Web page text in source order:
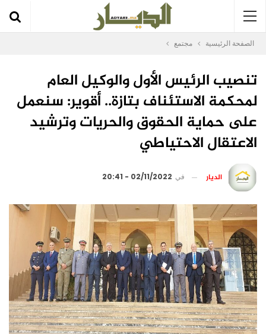
الصفحة الرئيسية مجتمع
تنصيب الرئيس الأول والوكيل العام
لمحكمة الاستئناف بتازة.. أقوير: سنعمل
على حماية الحقوق والحريات وترشيد
الاعتقال الاحتياطي
الديار في 02/11/2022 - 20:41